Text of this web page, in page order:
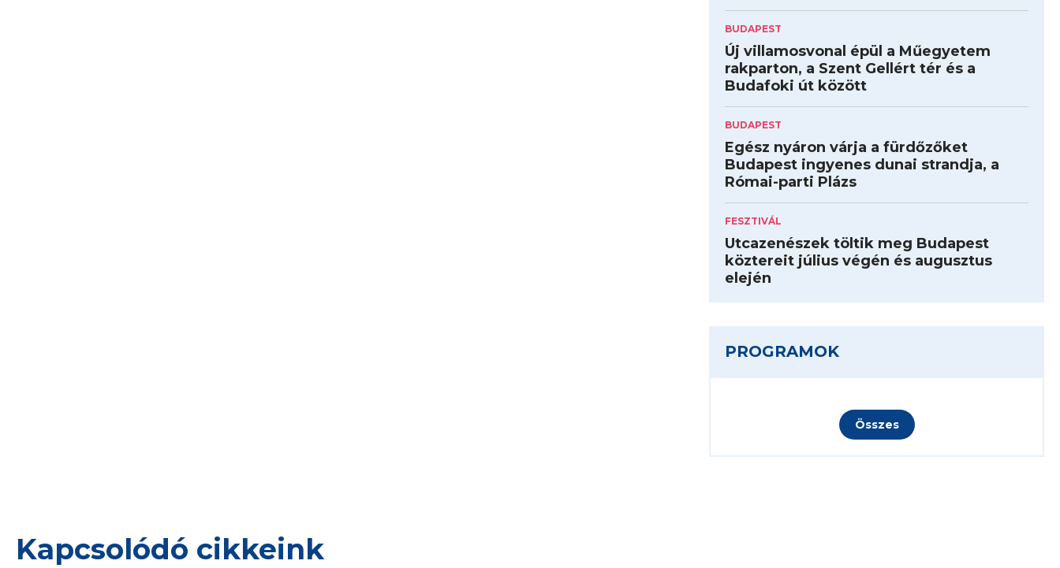
BUDAPEST
Új villamosvonal épül a Műegyetem
rakparton, a Szent Gellért tér és a
Budafoki út között
BUDAPEST
Egész nyáron várja a fürdőzőket
Budapest ingyenes dunai strandja, a
Római-parti Plázs
FESZTIVÁL
Utcazenészek töltik meg Budapest
köztereit július végén és augusztus
elején
PROGRAMOK
Összes
Kapcsolódó cikkeink